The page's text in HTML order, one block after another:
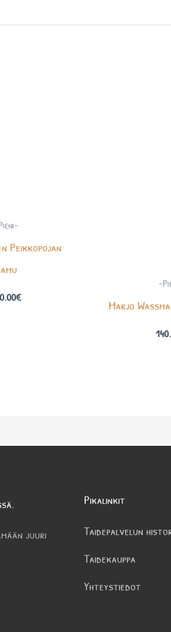
Peikkopojan
€
-
Marjo
juuri
Pikalinkit
Taidepalvelun
Taidekauppa
Yhteystiedot